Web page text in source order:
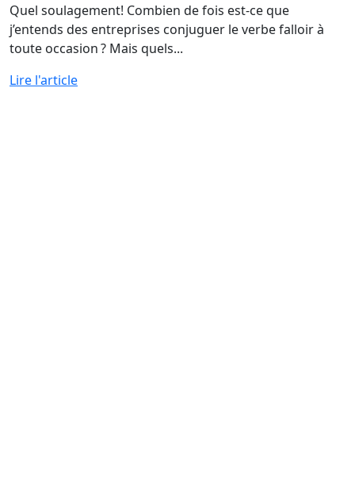
Quel soulagement! Combien de fois est-ce que
j’entends des entreprises conjuguer le verbe falloir à
toute occasion ? Mais quels...
Lire l'article